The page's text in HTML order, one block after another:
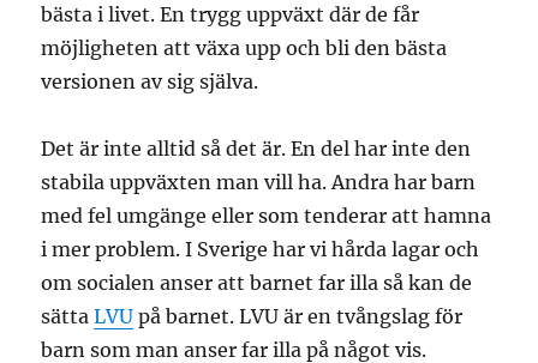
bästa i livet. En trygg uppväxt där de får
möjligheten att växa upp och bli den bästa
versionen av sig själva.
Det är inte alltid så det är. En del har inte den
stabila uppväxten man vill ha. Andra har barn
med fel umgänge eller som tenderar att hamna
i mer problem. I Sverige har vi hårda lagar och
om socialen anser att barnet far illa så kan de
sättaLVU på barnet. LVU är en tvångslag för
barn som man anser far illa på något vis.